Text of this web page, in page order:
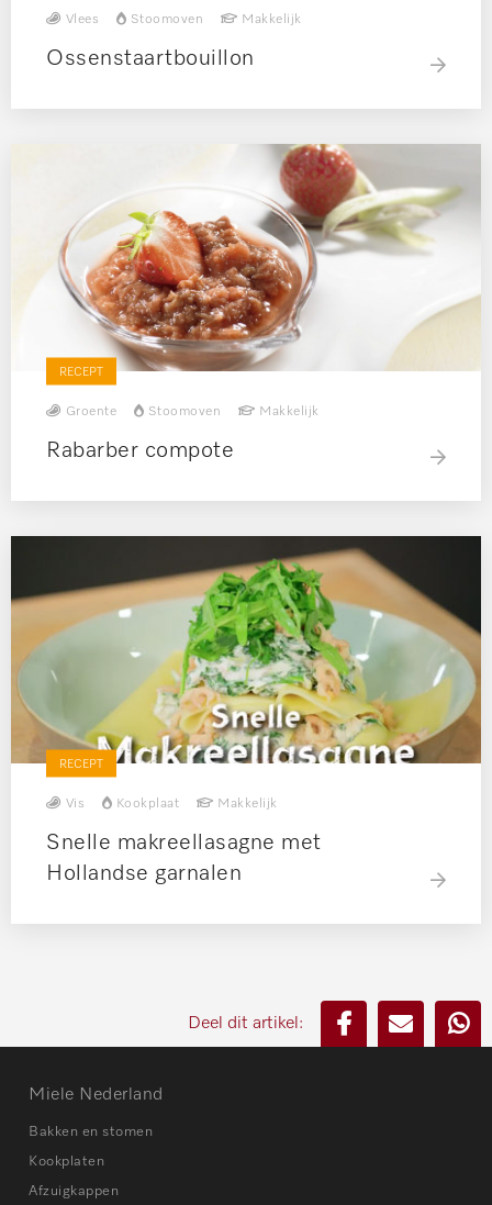
Vlees Stoomoven Makkelijk
Ossenstaartbouillon
RECEPT
Groente Stoomoven Makkelijk
Rabarber compote
RECEPT
Vis Kookplaat Makkelijk
Snelle makreellasagne met
Hollandse garnalen
Deel dit artikel:
Miele Nederland
Bakken en stomen
Kookplaten
Afzuigkappen